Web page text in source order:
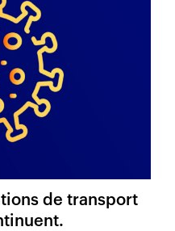
de transport